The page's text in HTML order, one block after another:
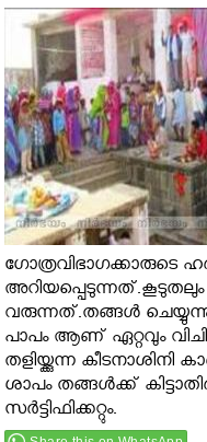
ഗോത്രവിഭാഗക്കാരുടെ
വരുന്നത്.തങ്ങള്‍
പാപം ആണ് ഏറ്റവും
തളിയ്ക്കുന്ന
ശാപം തങ്ങള്‍ക്ക്
സര്‍ട്ടിഫിക്കറ്റും.